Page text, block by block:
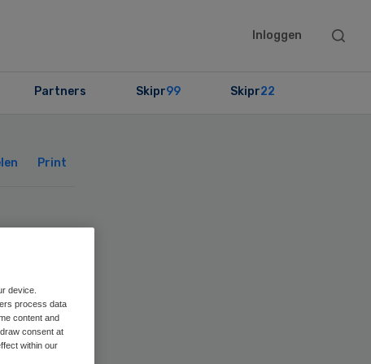
Inloggen
Search
Partners Skipr99 Skipr22
Print
device.
process data
content and
consent at
within our